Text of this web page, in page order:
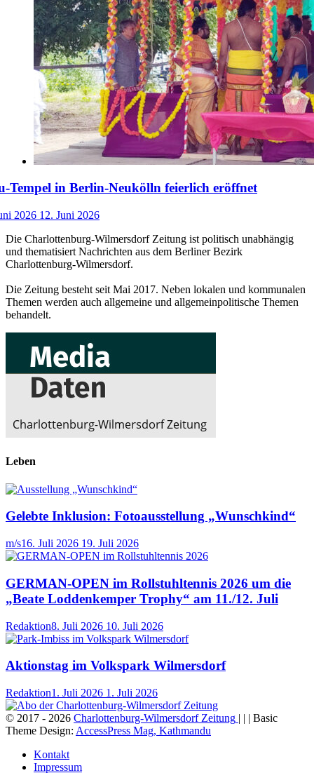
Tempel in Berlin-Neukölln feierlich eröffnet
2026 12. Juni 2026
Die Charlottenburg-Wilmersdorf Zeitung ist politisch unabhängig
und thematisiert Nachrichten aus dem Berliner Bezirk
Charlottenburg-Wilmersdorf.
Die Zeitung besteht seit Mai 2017. Neben lokalen und kommunalen
Themen werden auch allgemeine und allgemeinpolitische Themen
behandelt.
Leben
Gelebte Inklusion: Fotoausstellung „Wunschkind“
m/s16. Juli 2026 19. Juli 2026
GERMAN-OPEN im Rollstuhltennis 2026 um die
„Beate Loddenkemper Trophy“ am 11./12. Juli
Redaktion8. Juli 2026 10. Juli 2026
Aktionstag im Volkspark Wilmersdorf
Redaktion1. Juli 2026 1. Juli 2026
© 2017 - 2026 Charlottenburg-Wilmersdorf Zeitung | | | Basic
Theme Design: AccessPress Mag, Kathmandu
Kontakt
Impressum